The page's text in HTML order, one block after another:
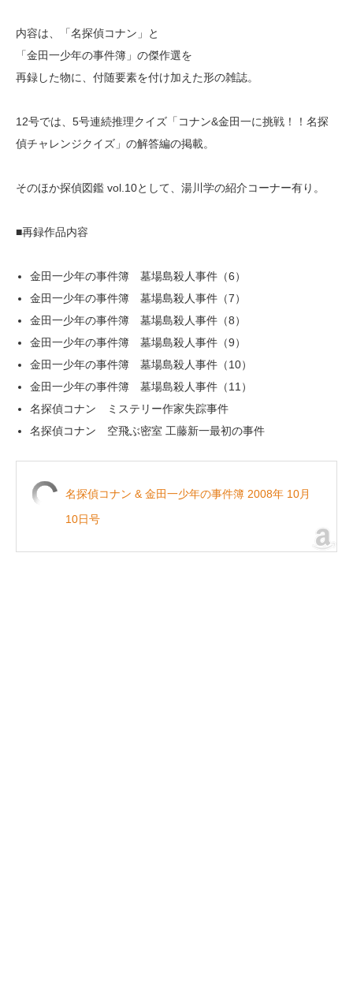
内容は、「名探偵コナン」と
「金田一少年の事件簿」の傑作選を
再録した物に、付随要素を付け加えた形の雑誌。
12号では、5号連続推理クイズ「コナン&金田一に挑戦！！名探
偵チャレンジクイズ」の解答編の掲載。
そのほか探偵図鑑 vol.10として、湯川学の紹介コーナー有り。
■再録作品内容
金田一少年の事件簿 墓場島殺人事件（6）
金田一少年の事件簿 墓場島殺人事件（7）
金田一少年の事件簿 墓場島殺人事件（8）
金田一少年の事件簿 墓場島殺人事件（9）
金田一少年の事件簿 墓場島殺人事件（10）
金田一少年の事件簿 墓場島殺人事件（11）
名探偵コナン ミステリー作家失踪事件
名探偵コナン 空飛ぶ密室 工藤新一最初の事件
名探偵コナン & 金田一少年の事件簿 2008年 10月
10日号